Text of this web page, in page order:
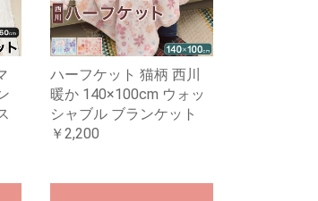
ハーフケット 猫柄 西川
暖か 140×100cm ウォッ
シャブル ブランケット
￥2,200